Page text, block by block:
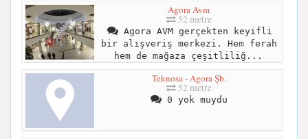
Agora Avm
52 metre
Agora AVM gerçekten keyifli
bir alışveriş merkezi. Hem ferah
hem de mağaza çeşitliliğ...
Teknosa - Agora Şb.
52 metre
0 yok muydu